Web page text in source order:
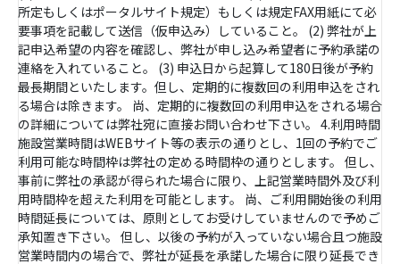
所定もしくはポータルサイト規定）もしくは規定FAX用紙にて必
要事項を記載して送信（仮申込み）していること。 (2) 弊社が上
記申込希望の内容を確認し、弊社が申し込み希望者に予約承諾の
連絡を入れていること。 (3) 申込日から起算して180日後が予約
最長期間といたします。但し、定期的に複数回の利用申込をされ
る場合は除きます。 尚、定期的に複数回の利用申込をされる場合
の詳細については弊社宛に直接お問い合わせ下さい。 4.利用時間
施設営業時間はWEBサイト等の表示の通りとし、1回の予約でご
利用可能な時間枠は弊社の定める時間枠の通りとします。 但し、
事前に弊社の承認が得られた場合に限り、上記営業時間外及び利
用時間枠を超えた利用を可能とします。 尚、ご利用開始後の利用
時間延長については、原則としてお受けしていませんので予めご
承知置き下さい。 但し、以後の予約が入っていない場合且つ施設
営業時間内の場合で、弊社が延長を承諾した場合に限り延長でき